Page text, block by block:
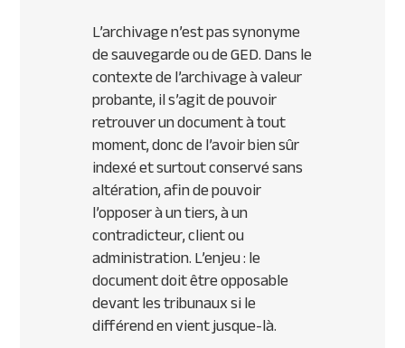
L’archivage n’est pas synonyme
de sauvegarde ou deGED. Dans le
contexte de l’archivage à valeur
probante, il s’agit de pouvoir
retrouver un document à tout
moment, donc de l’avoir bien sûr
indexé et surtout conservé sans
altération, afin de pouvoir
l’opposer à un tiers, à un
contradicteur, client ou
administration. L’enjeu : le
document doit être opposable
devant les tribunaux si le
différend en vient jusque-là.